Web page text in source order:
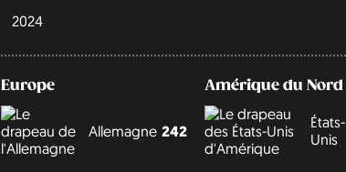
2024
Europe
Allemagne 242
Amérique du Nord
États-
Unis